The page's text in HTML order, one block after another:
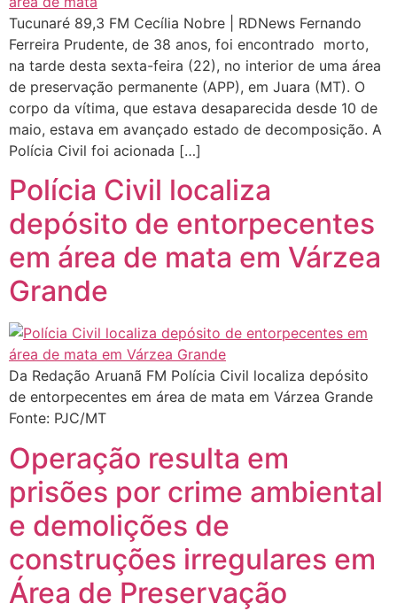
Tucunaré 89,3 FM Cecília Nobre | RDNews Fernando
Ferreira Prudente, de 38 anos, foi encontrado morto,
na tarde desta sexta-feira (22), no interior de uma área
de preservação permanente (APP), em Juara (MT). O
corpo da vítima, que estava desaparecida desde 10 de
maio, estava em avançado estado de decomposição. A
Polícia Civil foi acionada […]
Polícia Civil localiza
depósito de entorpecentes
em área de mata em Várzea
Grande
Da Redação Aruanã FM Polícia Civil localiza depósito
de entorpecentes em área de mata em Várzea Grande
Fonte: PJC/MT
Operação resulta em
prisões por crime ambiental
e demolições de
construções irregulares em
Área de Preservação